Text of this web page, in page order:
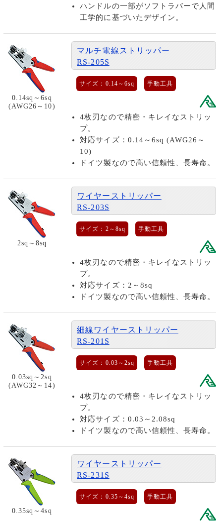
ハンドルの一部がソフトラバーで人間
工学的に基づいたデザイン。
0.14sq～6sq
(AWG26～10)
マルチ電線ストリッパー
RS-205S
サイズ：0.14～6sq 手動工具
4枚刃なので精密・キレイなストリッ
プ。
対応サイズ：0.14～6sq (AWG26～
10)
ドイツ製なので高い信頼性、長寿命。
2sq～8sq
ワイヤーストリッパー
RS-203S
サイズ：2～8sq 手動工具
4枚刃なので精密・キレイなストリッ
プ。
対応サイズ：2～8sq
ドイツ製なので高い信頼性、長寿命。
0.03sq～2sq
(AWG32～14)
細線ワイヤーストリッパー
RS-201S
サイズ：0.03～2sq 手動工具
4枚刃なので精密・キレイなストリッ
プ。
対応サイズ：0.03～2.08sq
ドイツ製なので高い信頼性、長寿命。
0.35sq～4sq
ワイヤーストリッパー
RS-231S
サイズ：0.35～4sq 手動工具